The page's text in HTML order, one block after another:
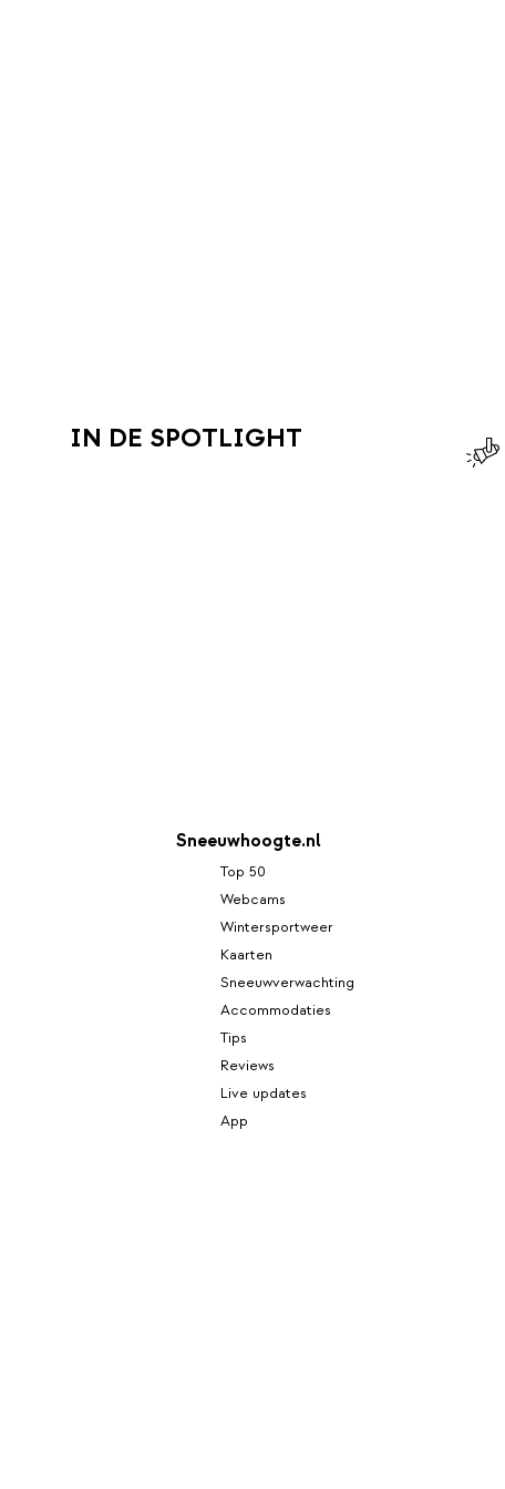
IN DE SPOTLIGHT
Sneeuwhoogte.nl
Top 50
Webcams
Wintersportweer
Kaarten
Sneeuwverwachting
Accommodaties
Tips
Reviews
Live updates
App